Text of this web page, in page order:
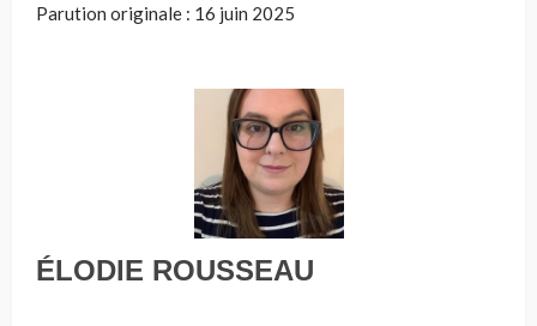
Parution originale : 16 juin 2025
ÉLODIE ROUSSEAU